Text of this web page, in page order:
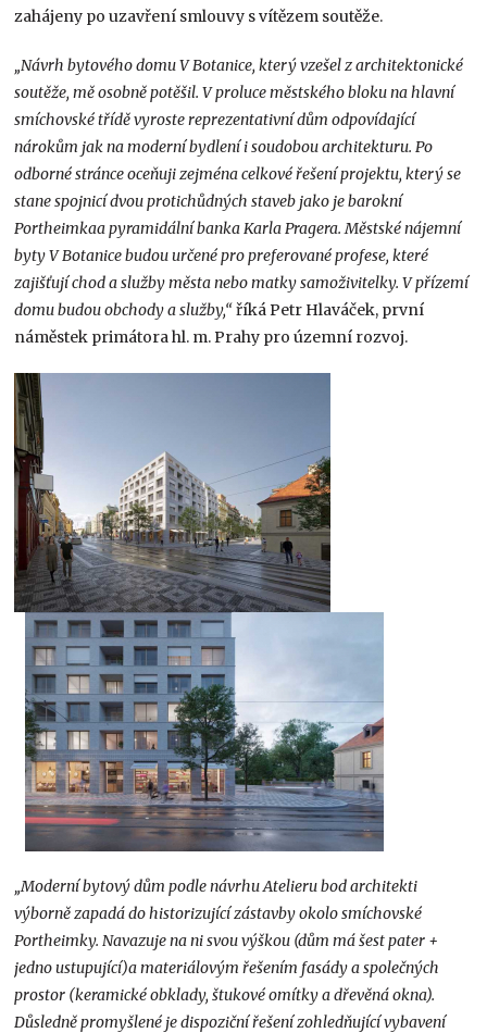
zahájeny po uzavření smlouvy s vítězem soutěže.
„Návrh bytového domu V Botanice, který vzešel z architektonické
soutěže, mě osobně potěšil. V proluce městského bloku na hlavní
smíchovské třídě vyroste reprezentativní dům odpovídající
nárokům jak na moderní bydlení i soudobou architekturu. Po
odborné stránce oceňuji zejména celkové řešení projektu, který se
stane spojnicí dvou protichůdných staveb jako je barokní
Portheimkaa pyramidální banka Karla Pragera. Městské nájemní
byty V Botanice budou určené pro preferované profese, které
zajišťují chod a služby města nebo matky samoživitelky. V přízemí
domu budou obchody a služby,“říká Petr Hlaváček, první
náměstek primátora hl. m. Prahy pro územní rozvoj.
„Moderní bytový dům podle návrhu Atelieru bod architekti
výborně zapadá do historizující zástavby okolo smíchovské
Portheimky. Navazuje na ni svou výškou (dům má šest pater +
jedno ustupující)a materiálovým řešením fasády a společných
prostor (keramické obklady, štukové omítky a dřevěná okna).
Důsledně promyšlené je dispoziční řešení zohledňující vybavení